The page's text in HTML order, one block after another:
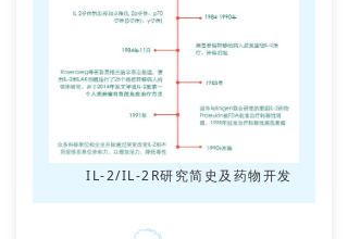
IL-2/IL-2R研究简史及药物开发